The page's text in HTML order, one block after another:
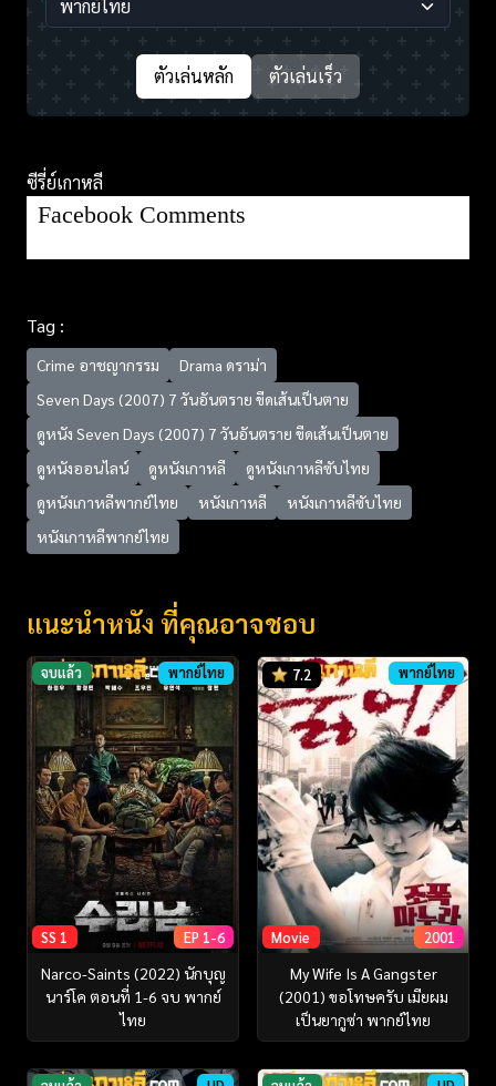
ตัวเล่นหลัก ตัวเล่นเร็ว
ซีรี่ย์เกาหลี
Facebook Comments
Tag :
Crime อาชญากรรม
Drama ดราม่า
Seven Days (2007) 7 วันอันตราย ขีดเส้นเป็นตาย
ดูหนัง Seven Days (2007) 7 วันอันตราย ขีดเส้นเป็นตาย
ดูหนังออนไลน์
ดูหนังเกาหลี
ดูหนังเกาหลีซับไทย
ดูหนังเกาหลีพากย์ไทย
หนังเกาหลี
หนังเกาหลีซับไทย
หนังเกาหลีพากย์ไทย
แนะนำหนัง ที่คุณอาจชอบ
จบแล้ว พากย์ไทย
SS 1 EP 1-6
Narco-Saints (2022) นักบุญ
นาร์โค ตอนที่ 1-6 จบ พากย์
ไทย
7.2 พากย์ไทย
Movie 2001
My Wife Is A Gangster
(2001) ขอโทษครับ เมียผม
เป็นยากูซ่า พากย์ไทย